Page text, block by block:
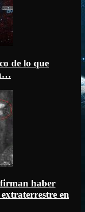
de lo que
haber
en